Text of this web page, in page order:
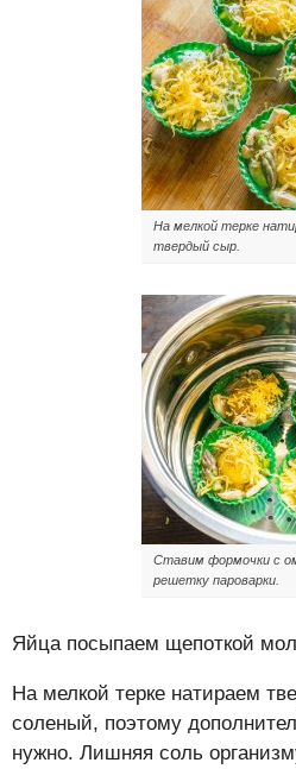
На мелкой терке
твердый сыр.
Ставим формочки с
решетку пароварки.
Яйца посыпаем щепоткой
На мелкой терке натираем
соленый, поэтому
нужно. Лишняя соль